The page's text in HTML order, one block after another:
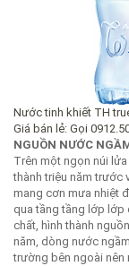
Nước tinh khiết TH
Giá bán lẻ: Gọi
NGUỒN NƯỚC
Trên một ngọn núi
thành triệu năm trước
mang cơn mưa nhiệt
qua tầng tầng lớp lớp
chất, hình thành
năm, dòng nước
trường bên ngoài nên